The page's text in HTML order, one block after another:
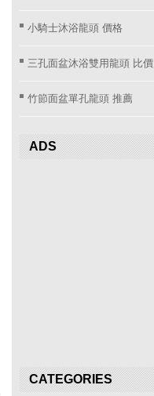
小騎士沐浴龍頭 價格
三孔面盆沐浴雙用龍頭 比價
竹節面盆單孔龍頭 推薦
ADS
CATEGORIES